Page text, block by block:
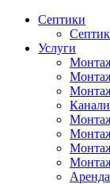
Септики
Услуги